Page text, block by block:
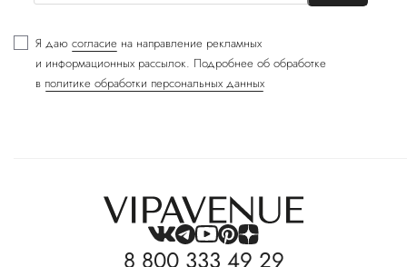
Я даю согласие на направление рекламных
и информационных рассылок. Подробнее об обработке
в политике обработки персональных данных
8 800 333 49 29